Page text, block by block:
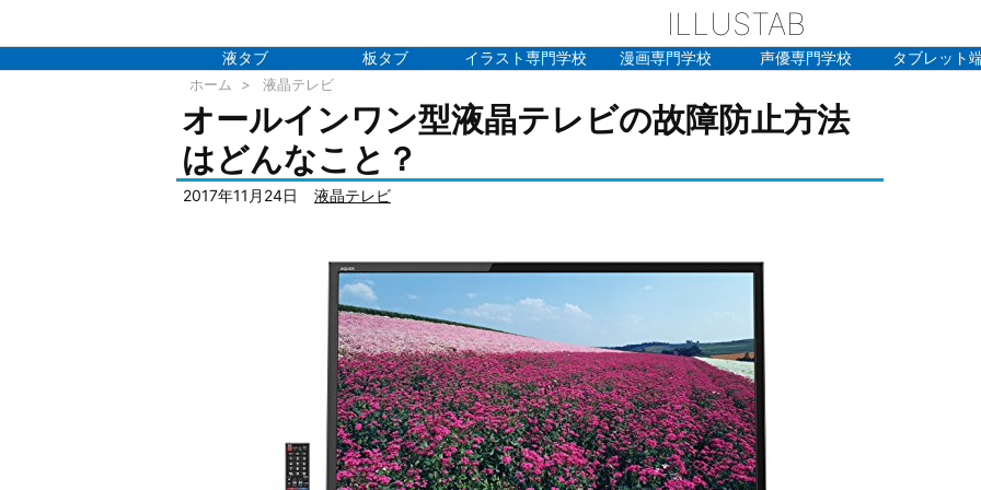
ILLUSTAB
液タブ 板タブ イラスト専門学校 漫画専門学校 声優専門学校 タブレット
ホーム > 液晶テレビ
オールインワン型液晶テレビの故障防止方法
はどんなこと？
2017年11月24日 液晶テレビ